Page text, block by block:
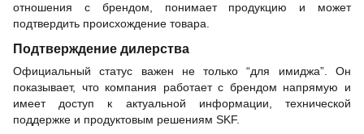
отношения с брендом, понимает продукцию и может
подтвердить происхождение товара.
Подтверждение дилерства
Официальный статус важен не только “для имиджа”. Он
показывает, что компания работает с брендом напрямую и
имеет доступ к актуальной информации, технической
поддержке и продуктовым решениям SKF.